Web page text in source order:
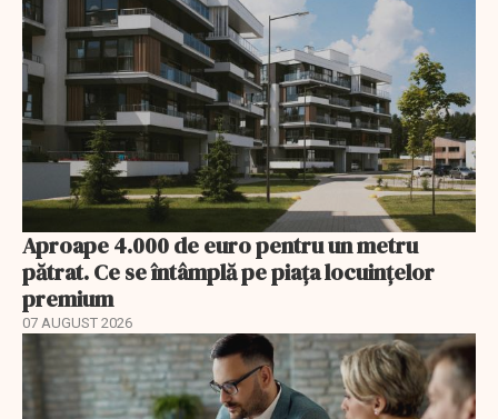
Aproape 4.000 de euro pentru un metru
pătrat. Ce se întâmplă pe piața locuințelor
premium
07 AUGUST 2026